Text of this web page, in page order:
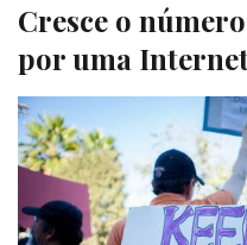
Cresce o
por uma